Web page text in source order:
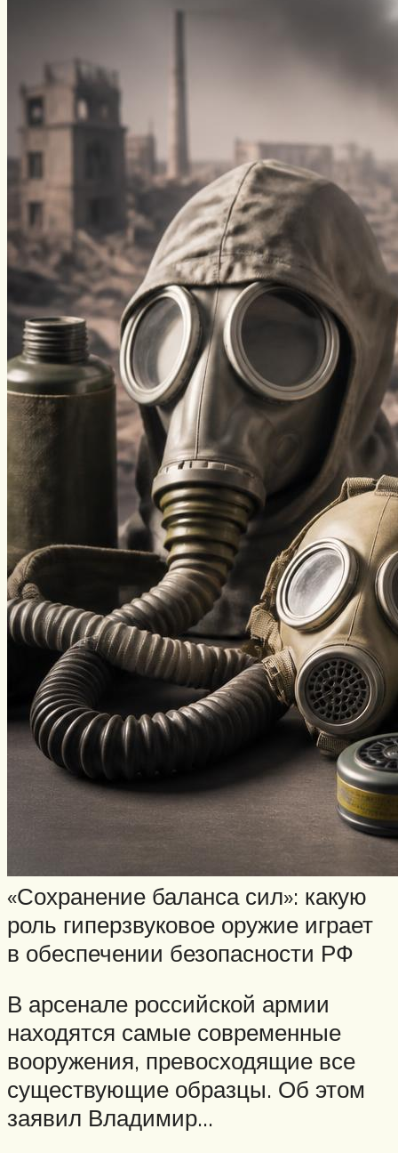
«Сохранение баланса сил»: какую
роль гиперзвуковое оружие играет
в обеспечении безопасности РФ
В арсенале российской армии
находятся самые современные
вооружения, превосходящие все
существующие образцы. Об этом
заявил Владимир…